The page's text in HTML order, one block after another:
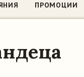
ПРОМОЦИИ